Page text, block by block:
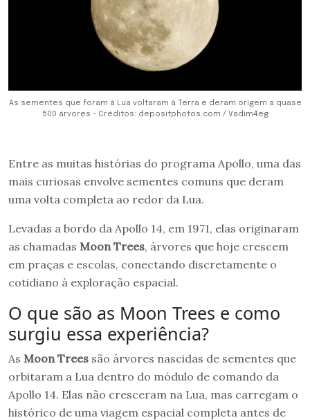
As sementes que foram à Lua voltaram à Terra e deram origem a quase
500 árvores - Créditos: depositphotos.com / Vadim4eg
Entre as muitas histórias do programa Apollo, uma das
mais curiosas envolve sementes comuns que deram
uma volta completa ao redor da Lua.
Levadas a bordo da Apollo 14, em 1971, elas originaram
as chamadas Moon Trees, árvores que hoje crescem
em praças e escolas, conectando discretamente o
cotidiano à exploração espacial.
O que são as Moon Trees e como
surgiu essa experiência?
As Moon Trees são árvores nascidas de sementes que
orbitaram a Lua dentro do módulo de comando da
Apollo 14. Elas não cresceram na Lua, mas carregam o
histórico de uma viagem espacial completa antes de